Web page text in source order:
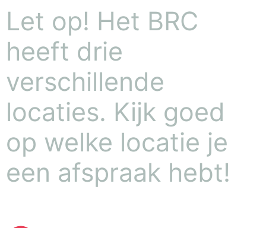
Let op! Het BRC
heeft drie
verschillende
locaties. Kijk goed
op welke locatie je
een afspraak hebt!